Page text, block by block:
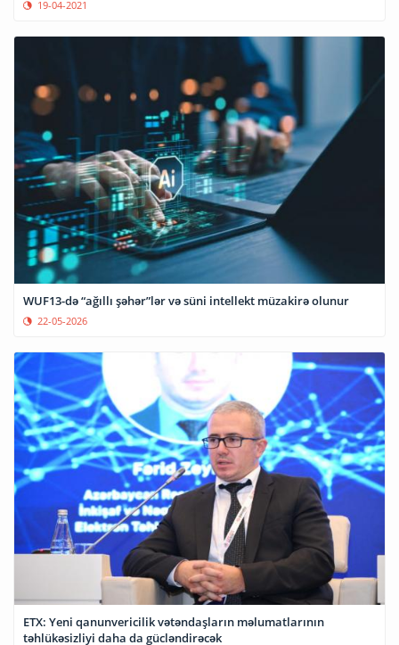
19-04-2021
WUF13-də “ağıllı şəhər”lər və süni intellekt müzakirə olunur
22-05-2026
ETX: Yeni qanunvericilik vətəndaşların məlumatlarının
təhlükəsizliyi daha da gücləndirəcək